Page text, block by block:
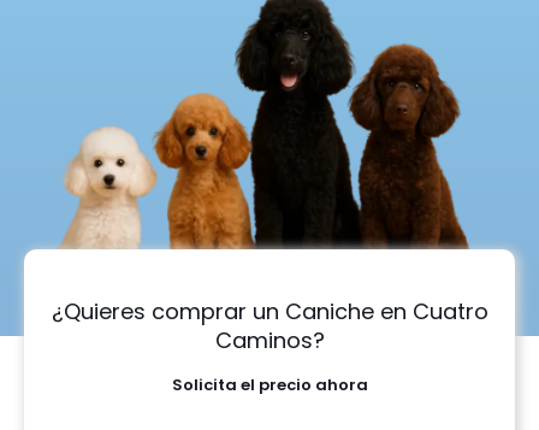
¿Quieres comprar un Caniche en Cuatro
Caminos?
Solicita el precio ahora